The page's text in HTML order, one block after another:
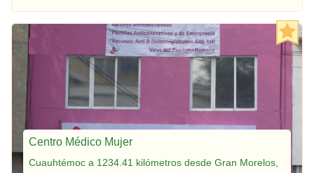
Centro Médico Mujer
Cuauhtémoc a 1234.41 kilómetros desde Gran Morelos,